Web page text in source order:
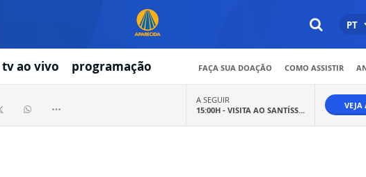
PT
tv ao vivo programação FAÇA SUA DOAÇÃO COMO ASSISTIR
A SEGUIR
15:00H - VISITA AO SANTÍSS... VEJA